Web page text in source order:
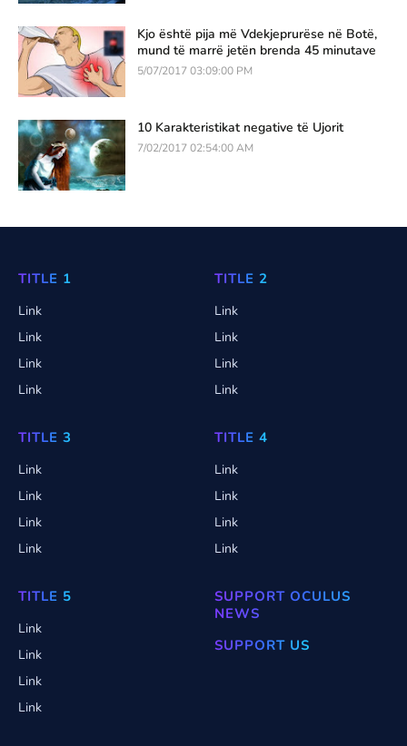
Kjo është pija më Vdekjeprurëse në Botë,
mund të marrë jetën brenda 45 minutave
5/07/2017 03:09:00 PM
10 Karakteristikat negative të Ujorit
7/02/2017 02:54:00 AM
TITLE 1
Link
Link
Link
Link
TITLE 2
Link
Link
Link
Link
TITLE 3
Link
Link
Link
Link
TITLE 4
Link
Link
Link
Link
TITLE 5
Link
Link
Link
Link
SUPPORT OCULUS
NEWS
SUPPORT US